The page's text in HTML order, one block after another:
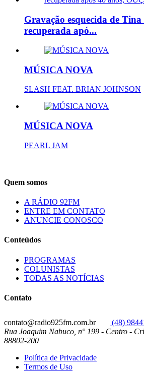
Gravação esquecida de
recuperada apó...
MÚSICA NOVA
SLASH FEAT. BRIAN JOHNSON
MÚSICA NOVA
PEARL JAM
Quem somos
A RÁDIO 92FM
ENTRE EM CONTATO
ANUNCIE CONOSCO
Conteúdos
PROGRAMAS
COLUNISTAS
TODAS AS NOTÍCIAS
Contato
contato@radio925fm.com.br
(48)
Rua Joaquim Nabuco, n° 199 - Centro -
88802-200
Política de Privacidade
Termos de Uso